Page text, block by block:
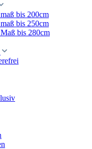
bis 200cm
bis 250cm
bis 280cm